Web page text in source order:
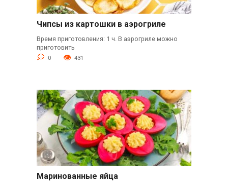
Чипсы из картошки в аэрогриле
Время приготовления: 1 ч. В аэрогриле можно
приготовить
0 431
Маринованные яйца